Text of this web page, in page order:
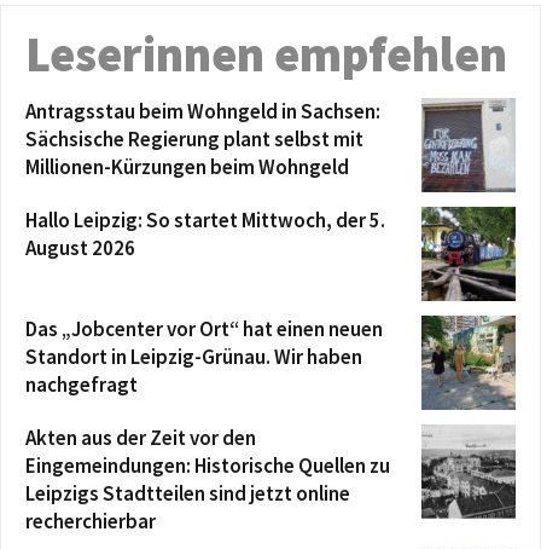
Leserinnen empfehlen
Antragsstau beim Wohngeld in Sachsen:
Sächsische Regierung plant selbst mit
Millionen-Kürzungen beim Wohngeld
Hallo Leipzig: So startet Mittwoch, der 5.
August 2026
Das „Jobcenter vor Ort“ hat einen neuen
Standort in Leipzig-Grünau. Wir haben
nachgefragt
Akten aus der Zeit vor den
Eingemeindungen: Historische Quellen zu
Leipzigs Stadtteilen sind jetzt online
recherchierbar